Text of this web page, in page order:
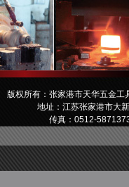
版权所有：张家港市天华五金
地址：江苏张家港市大
传真：0512-